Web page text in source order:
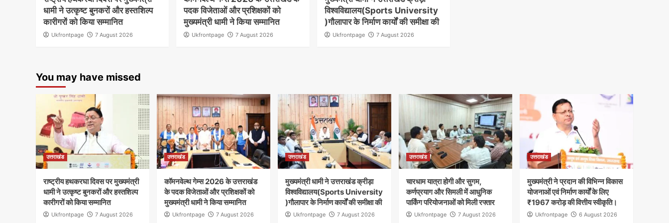
धामी ने उत्कृष्ट बुनकरों और हस्तशिल्प
कारीगरों को किया सम्मानित
Ukfrontpage 7 August 2026
पदक विजेताओं और प्रशिक्षकों को
मुख्यमंत्री धामी ने किया सम्मानित
Ukfrontpage 7 August 2026
विश्वविद्यालय(Sports University
)गौलापार के निर्माण कार्यों की समीक्षा की
Ukfrontpage 7 August 2026
You may have missed
उत्तराखंड
राष्ट्रीय हथकरघा दिवस पर मुख्यमंत्री
धामी ने उत्कृष्ट बुनकरों और हस्तशिल्प
कारीगरों को किया सम्मानित
Ukfrontpage 7 August 2026
उत्तराखंड
कॉमनवेल्थ गेम्स 2026 के उत्तराखंड
के पदक विजेताओं और प्रशिक्षकों को
मुख्यमंत्री धामी ने किया सम्मानित
Ukfrontpage 7 August 2026
उत्तराखंड
मुख्यमंत्री धामी ने उत्तराखंड क्रीड़ा
विश्वविद्यालय(Sports University
)गौलापार के निर्माण कार्यों की समीक्षा की
Ukfrontpage 7 August 2026
उत्तराखंड
चारधाम यात्रा होगी और सुगम,
कर्णप्रयाग और सिमली में आधुनिक
पार्किंग परियोजनाओं को मिली रफ्तार
Ukfrontpage 7 August 2026
उत्तराखंड
मुख्यमंत्री ने प्रदान की विभिन्न विकास
योजनाओं एवं निर्माण कार्यों के लिए
₹1967 करोड़ की वित्तीय स्वीकृति।
Ukfrontpage 6 August 2026